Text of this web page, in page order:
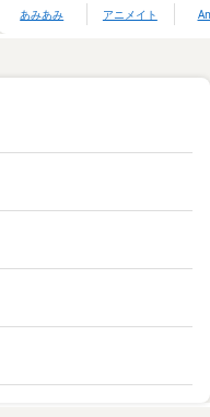
あみあみ アニメイト